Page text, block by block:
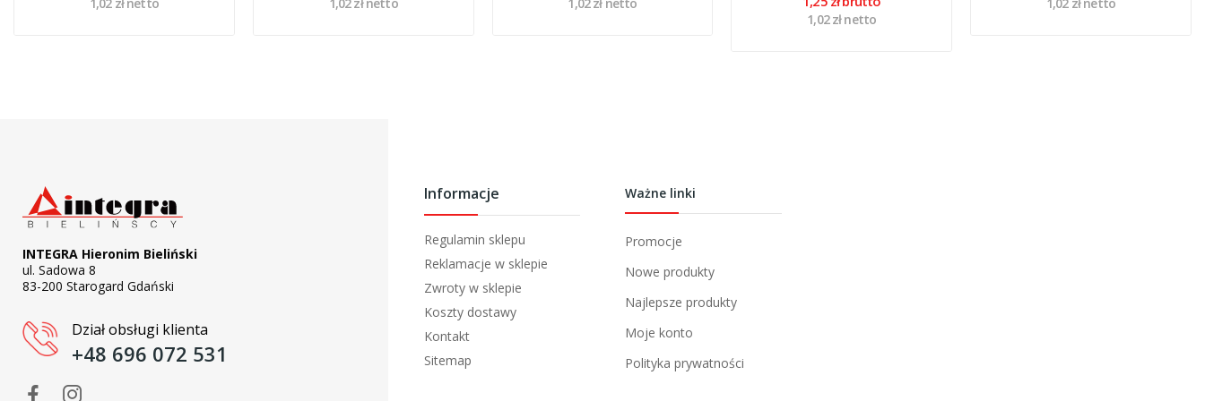
1,02 zł netto
INTEGRA Hieronim Bieliński
ul. Sadowa 8
83-200 Starogard Gdański
Dział obsługi klienta
+48 696 072 531
Informacje
Regulamin sklepu
Reklamacje w sklepie
Zwroty w sklepie
Koszty dostawy
Kontakt
Sitemap
Ważne linki
Promocje
Nowe produkty
Najlepsze produkty
Moje konto
Polityka prywatności